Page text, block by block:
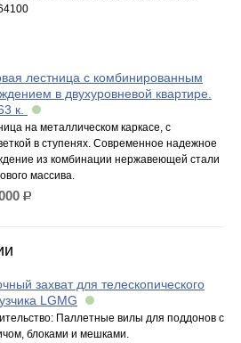
лестница с комбинированным
в двухуровневой квартире.
к.
на металлическом каркасе, с
в ступенях. Современное надежное
из комбинации нержавеющей стали
массива.
р.
захват для телескопического
LGMG
Паллетные вилы для поддонов с
блоками и мешками.